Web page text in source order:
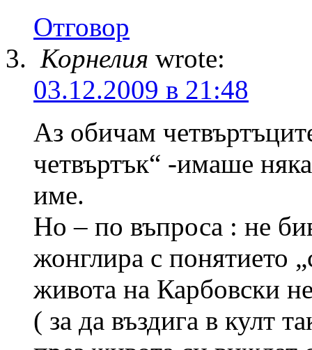
Отговор
Корнелия wrote:
03.12.2009 в 21:48
Аз обичам
четвъртък“ -имаше
име.
Но – по въпроса : не
жонглира с понятието
живота на Карбовски
( за да въздига в култ